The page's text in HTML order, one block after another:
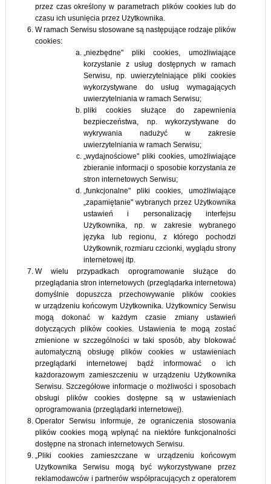
przez czas określony w parametrach plików cookies lub do
czasu ich usunięcia przez Użytkownika.
W ramach Serwisu stosowane są następujące rodzaje plików
cookies:
„niezbędne" pliki cookies, umożliwiające
korzystanie z usług dostępnych w ramach
Serwisu, np. uwierzytelniające pliki cookies
wykorzystywane do usług wymagających
uwierzytelniania w ramach Serwisu;
pliki cookies służące do zapewnienia
bezpieczeństwa, np. wykorzystywane do
wykrywania nadużyć w zakresie
uwierzytelniania w ramach Serwisu;
„wydajnościowe" pliki cookies, umożliwiające
zbieranie informacji o sposobie korzystania ze
stron internetowych Serwisu;
„funkcjonalne" pliki cookies, umożliwiające
„zapamiętanie" wybranych przez Użytkownika
ustawień i personalizację interfejsu
Użytkownika, np. w zakresie wybranego
języka lub regionu, z którego pochodzi
Użytkownik, rozmiaru czcionki, wyglądu strony
internetowej itp.
W wielu przypadkach oprogramowanie służące do
przeglądania stron internetowych (przeglądarka internetowa)
domyślnie dopuszcza przechowywanie plików cookies
w urządzeniu końcowym Użytkownika. Użytkownicy Serwisu
mogą dokonać w każdym czasie zmiany ustawień
dotyczących plików cookies. Ustawienia te mogą zostać
zmienione w szczególności w taki sposób, aby blokować
automatyczną obsługę plików cookies w ustawieniach
przeglądarki internetowej bądź informować o ich
każdorazowym zamieszczeniu w urządzeniu Użytkownika
Serwisu. Szczegółowe informacje o możliwości i sposobach
obsługi plików cookies dostępne są w ustawieniach
oprogramowania (przeglądarki internetowej).
Operator Serwisu informuje, że ograniczenia stosowania
plików cookies mogą wpłynąć na niektóre funkcjonalności
dostępne na stronach internetowych Serwisu.
„Pliki cookies zamieszczane w urządzeniu końcowym
Użytkownika Serwisu mogą być wykorzystywane przez
reklamodawców i partnerów współpracujących z operatorem